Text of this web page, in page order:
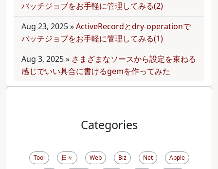
バッチジョブをお手軽に管理してみる(2)
Aug 23, 2025»ActiveRecordとdry-operationで
バッチジョブをお手軽に管理してみる(1)
Aug 3, 2025» さまざまなソースから設定を束ねる
感じでいい具合に書けるgemを作ってみた
Categories
Tool 日々 Web Biz Net
Apple